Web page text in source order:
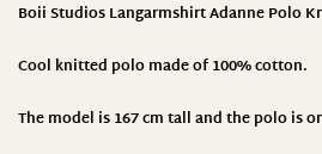
Boii Studios Langarmshirt Adanne Polo
Cool knitted polo made of 100% cotton.
The model is 167 cm tall and the polo is